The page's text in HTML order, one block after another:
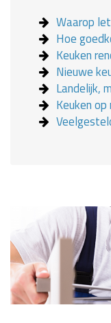
Waarop
Hoe
Keuken
Nieuwe
Landelijk,
Keuken